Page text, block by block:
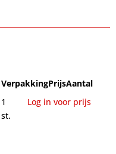
VerpakkingPrijsAantal
1
st.
Log in voor prijs